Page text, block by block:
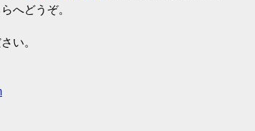
へどうぞ。
い。